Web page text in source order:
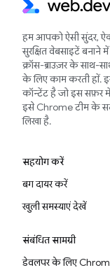
हम आपको ऐसी सुंदर,
सुरक्षित वेबसाइटें बनाने
क्रॉस-ब्राउज़र के साथ-
के लिए काम करती हों.
कॉन्टेंट है जो इस सफ़र
इसे Chrome टीम के
लिखा है.
सहयोग करें
बग दायर करें
खुली समस्याएं देखें
संबंधित सामग्री
डेवलपर के लिए